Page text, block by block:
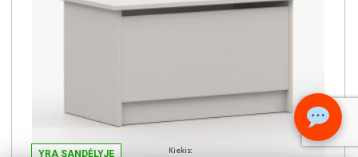
Kiekis:
YRA SANDĖLYJE